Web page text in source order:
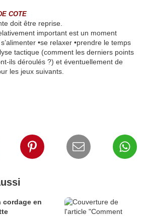
COTE
doit être reprise.
important est un moment
•se relaxer •prendre le temps
tactique (comment les derniers points
ils déroulés ?) et éventuellement de
les jeux suivants.
cordage en